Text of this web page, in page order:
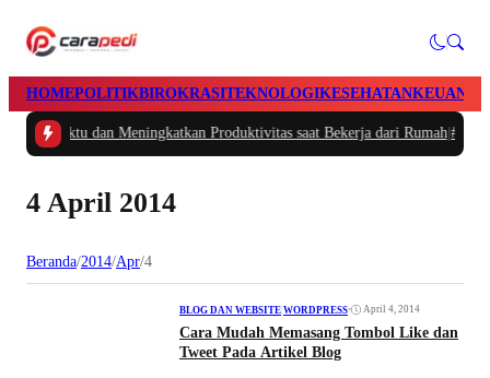
HOMEPOLITIKBIROKRASITEKNOLOGIKESEHATAN
Waktu dan Meningkatkan Produktivitas saat Bekerja dari Rumah|#2 -
4 April 2014
Beranda/2014/Apr/4
BLOG DAN WEBSITE WORDPRESS• April 4, 2014
Cara Mudah Memasang Tombol Like dan
Tweet Pada Artikel Blog